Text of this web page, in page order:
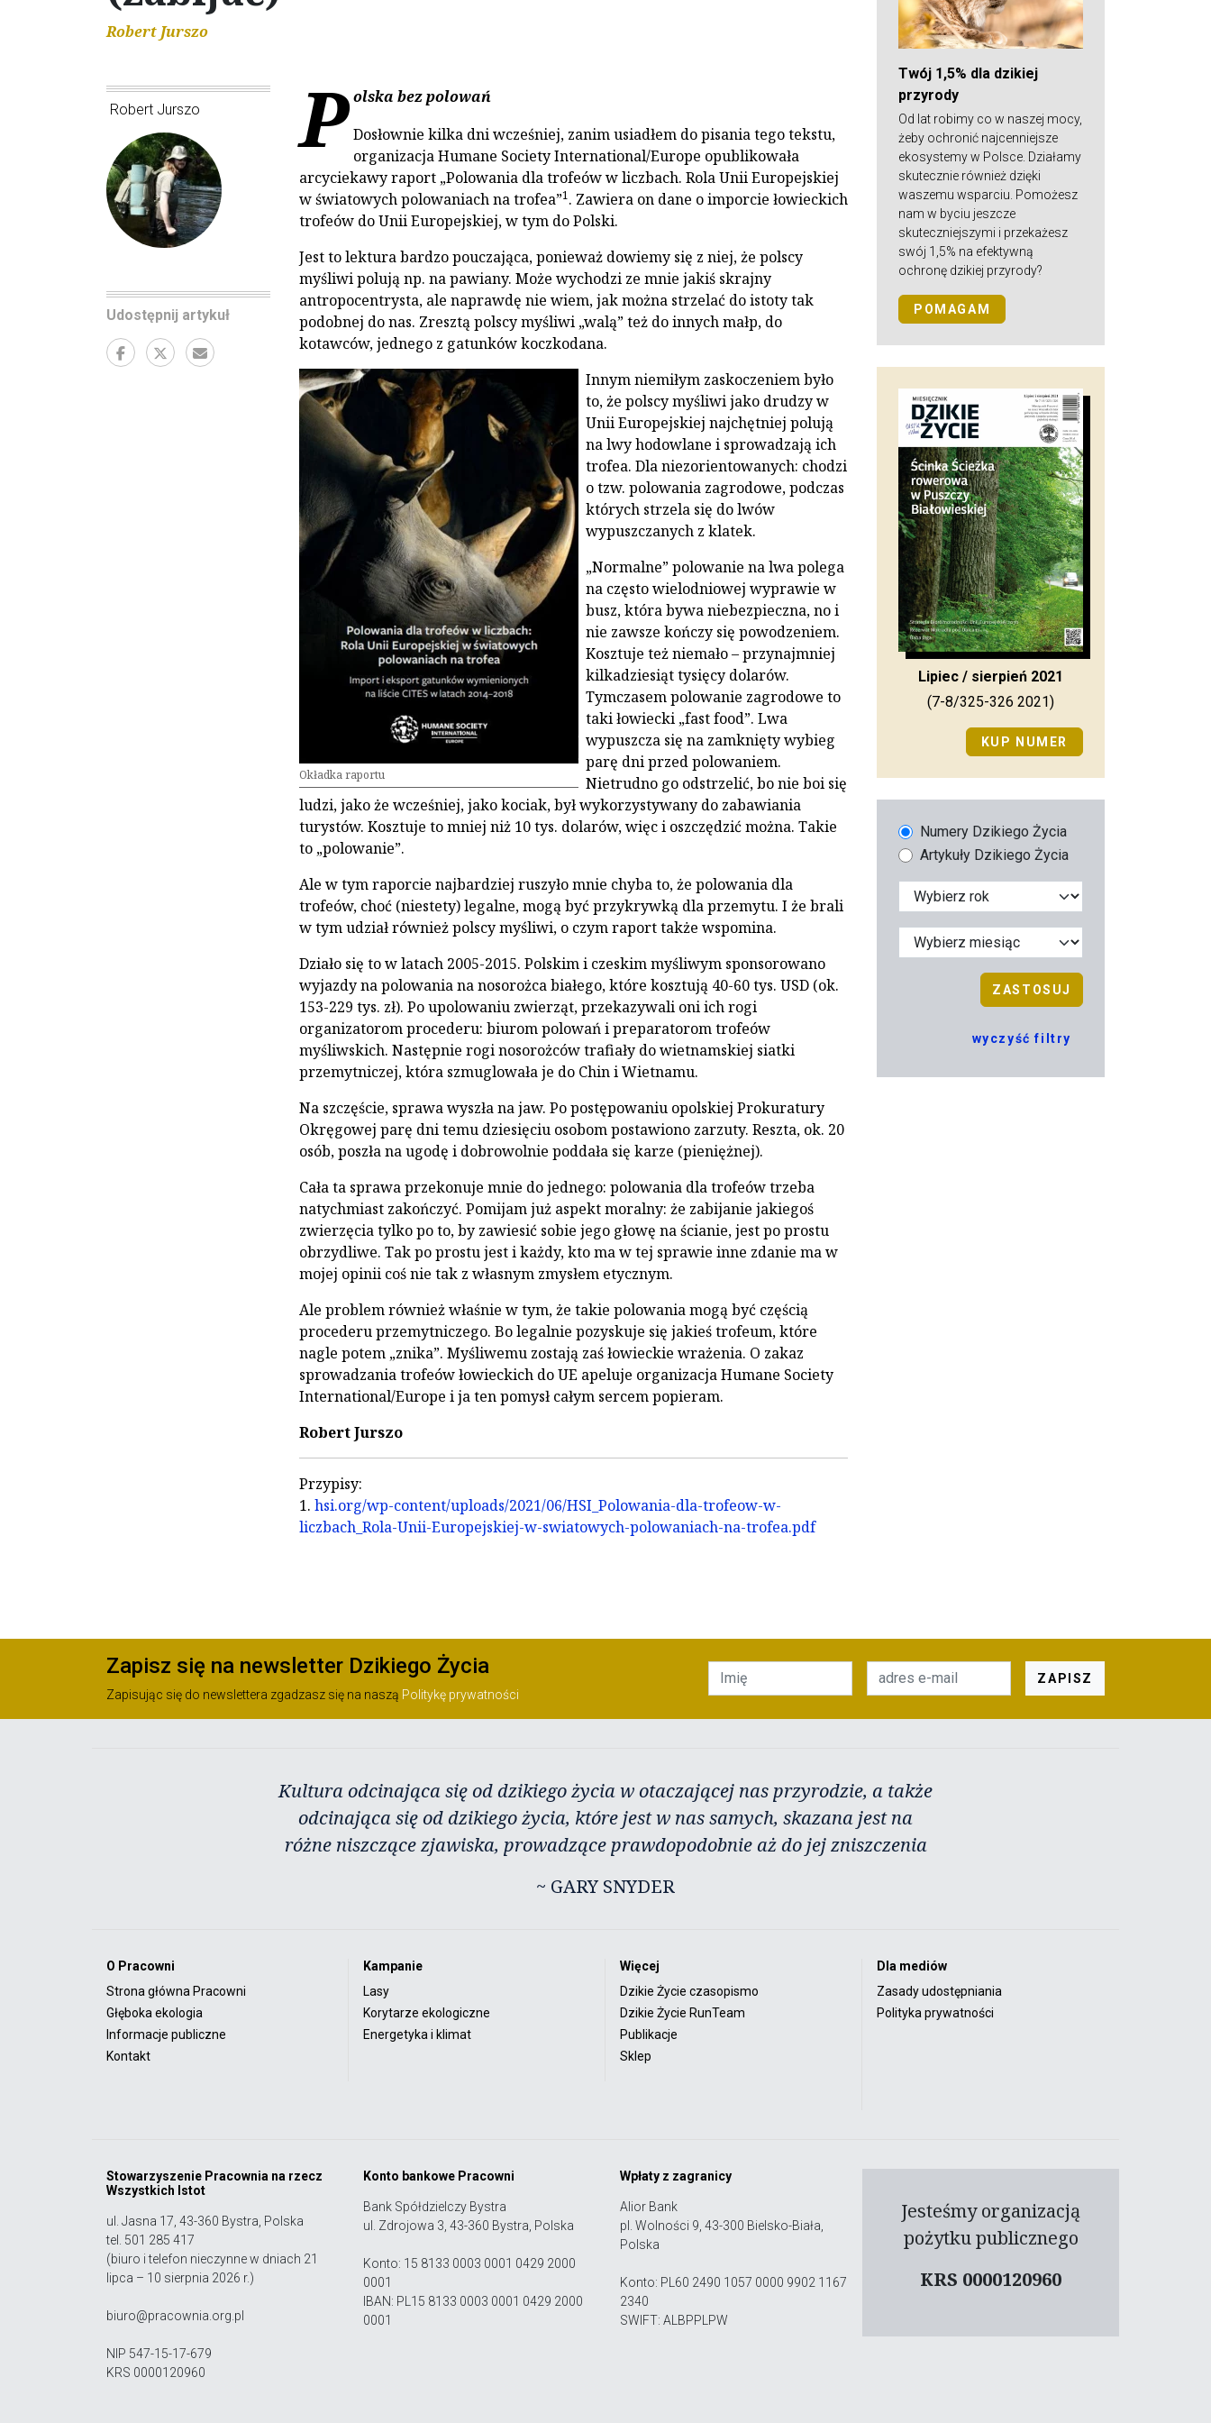
Robert Jurszo
Robert Jurszo
Udostępnij artykuł
Polska bez polowań
Dosłownie kilka dni wcześniej, zanim usiadłem do pisania tego tekstu,
organizacja Humane Society International/Europe opublikowała
arcyciekawy raport „Polowania dla trofeów w liczbach. Rola Unii Europejskiej
w światowych polowaniach na trofea”1. Zawiera on dane o imporcie łowieckich
trofeów do Unii Europejskiej, w tym do Polski.
Jest to lektura bardzo pouczająca, ponieważ dowiemy się z niej, że polscy
myśliwi polują np. na pawiany. Może wychodzi ze mnie jakiś skrajny
antropocentrysta, ale naprawdę nie wiem, jak można strzelać do istoty tak
podobnej do nas. Zresztą polscy myśliwi „walą” też do innych małp, do
kotawców, jednego z gatunków koczkodana.
Okładka raportu
Innym niemiłym zaskoczeniem było
to, że polscy myśliwi jako drudzy w
Unii Europejskiej najchętniej polują
na lwy hodowlane i sprowadzają ich
trofea. Dla niezorientowanych: chodzi
o tzw. polowania zagrodowe, podczas
których strzela się do lwów
wypuszczanych z klatek.
„Normalne” polowanie na lwa polega
na często wielodniowej wyprawie w
busz, która bywa niebezpieczna, no i
nie zawsze kończy się powodzeniem.
Kosztuje też niemało – przynajmniej
kilkadziesiąt tysięcy dolarów.
Tymczasem polowanie zagrodowe to
taki łowiecki „fast food”. Lwa
wypuszcza się na zamknięty wybieg
parę dni przed polowaniem.
Nietrudno go odstrzelić, bo nie boi się
ludzi, jako że wcześniej, jako kociak, był wykorzystywany do zabawiania
turystów. Kosztuje to mniej niż 10 tys. dolarów, więc i oszczędzić można. Takie
to „polowanie”.
Ale w tym raporcie najbardziej ruszyło mnie chyba to, że polowania dla
trofeów, choć (niestety) legalne, mogą być przykrywką dla przemytu. I że brali
w tym udział również polscy myśliwi, o czym raport także wspomina.
Działo się to w latach 2005-2015. Polskim i czeskim myśliwym sponsorowano
wyjazdy na polowania na nosorożca białego, które kosztują 40-60 tys. USD (ok.
153-229 tys. zł). Po upolowaniu zwierząt, przekazywali oni ich rogi
organizatorom procederu: biurom polowań i preparatorom trofeów
myśliwskich. Następnie rogi nosorożców trafiały do wietnamskiej siatki
przemytniczej, która szmuglowała je do Chin i Wietnamu.
Na szczęście, sprawa wyszła na jaw. Po postępowaniu opolskiej Prokuratury
Okręgowej parę dni temu dziesięciu osobom postawiono zarzuty. Reszta, ok. 20
osób, poszła na ugodę i dobrowolnie poddała się karze (pieniężnej).
Cała ta sprawa przekonuje mnie do jednego: polowania dla trofeów trzeba
natychmiast zakończyć. Pomijam już aspekt moralny: że zabijanie jakiegoś
zwierzęcia tylko po to, by zawiesić sobie jego głowę na ścianie, jest po prostu
obrzydliwe. Tak po prostu jest i każdy, kto ma w tej sprawie inne zdanie ma w
mojej opinii coś nie tak z własnym zmysłem etycznym.
Ale problem również właśnie w tym, że takie polowania mogą być częścią
procederu przemytniczego. Bo legalnie pozyskuje się jakieś trofeum, które
nagle potem „znika”. Myśliwemu zostają zaś łowieckie wrażenia. O zakaz
sprowadzania trofeów łowieckich do UE apeluje organizacja Humane Society
International/Europe i ja ten pomysł całym sercem popieram.
Robert Jurszo
Przypisy:
1. hsi.org/wp-content/uploads/2021/06/HSI_Polowania-dla-trofeow-w-
liczbach_Rola-Unii-Europejskiej-w-swiatowych-polowaniach-na-trofea.pdf
Twój 1,5% dla dzikiej
przyrody
Od lat robimy co w naszej mocy,
żeby ochronić najcenniejsze
ekosystemy w Polsce. Działamy
skutecznie również dzięki
waszemu wsparciu. Pomożesz
nam w byciu jeszcze
skuteczniejszymi i przekażesz
swój 1,5% na efektywną
ochronę dzikiej przyrody?
POMAGAM
Lipiec / sierpień 2021
(7-8/325-326 2021)
KUP NUMER
Numery Dzikiego Życia
Artykuły Dzikiego Życia
ZASTOSUJ
wyczyść filtry
Zapisz się na newsletter Dzikiego Życia
Zapisując się do newslettera zgadzasz się na naszą Politykę prywatności
ZAPISZ
Kultura odcinająca się od dzikiego życia w otaczającej nas przyrodzie, a także
odcinająca się od dzikiego życia, które jest w nas samych, skazana jest na
różne niszczące zjawiska, prowadzące prawdopodobnie aż do jej zniszczenia
~ GARY SNYDER
O Pracowni
Strona główna Pracowni
Głęboka ekologia
Informacje publiczne
Kontakt
Kampanie
Lasy
Korytarze ekologiczne
Energetyka i klimat
Więcej
Dzikie Życie czasopismo
Dzikie Życie RunTeam
Publikacje
Sklep
Dla mediów
Zasady udostępniania
Polityka prywatności
Stowarzyszenie Pracownia na rzecz
Wszystkich Istot
ul. Jasna 17, 43-360 Bystra, Polska
tel. 501 285 417
(biuro i telefon nieczynne w dniach 21
lipca – 10 sierpnia 2026 r.)
biuro@pracownia.org.pl
NIP 547-15-17-679
KRS 0000120960
Konto bankowe Pracowni
Bank Spółdzielczy Bystra
ul. Zdrojowa 3, 43-360 Bystra, Polska
Konto: 15 8133 0003 0001 0429 2000
0001
IBAN: PL15 8133 0003 0001 0429 2000
0001
Wpłaty z zagranicy
Alior Bank
pl. Wolności 9, 43-300 Bielsko-Biała,
Polska
Konto: PL60 2490 1057 0000 9902 1167
2340
SWIFT: ALBPPLPW
Jesteśmy organizacją
pożytku publicznego
KRS 0000120960